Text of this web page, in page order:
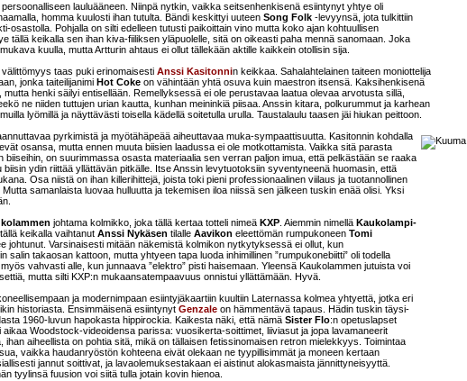
persoonalliseen lauluääneen. Niinpä nytkin, vaikka seitsenhenkisenä esiintynyt yhtye oli
homma kuulosti ihan tutulta. Bändi keskittyi uuteen Song Folk -levyynsä, jota tulkittiin
osastolla. Pohjalla on silti edelleen tutusti paikoittain vino mutta koko ajan kohtuullisen
tällä keikalla sen ihan kiva-fiiliksen yläpuolelle, sitä on oikeasti paha mennä sanomaan. Joka
kuulla, mutta Artturin ahtaus ei ollut tällekään aktille kaikkein otollisin sija.
taas puki erinomaisesti Anssi Kasitonnin keikkaa. Sahalahtelainen taiteen moniottelija
jonka taiteilijanimi Hot Coke on vähintään yhtä osuva kuin maestron itsensä. Kaksihenkisenä
henki säilyi entisellään. Remellyksessä ei ole perustavaa laatua olevaa arvotusta sillä,
ne niiden tuttujen urian kautta, kunhan meininkiä piisaa. Anssin kitara, polkurummut ja karhean
lyömillä ja näyttävästi toisella kädellä soitetulla urulla. Taustalaulu taasen jäi hiukan peittoon.
pyrkimistä ja myötähäpeää aiheuttavaa muka-sympaattisuutta. Kasitonnin kohdalla
osansa, mutta ennen muuta biisien laadussa ei ole motkottamista. Vaikka sitä parasta
biiseihin, on suurimmassa osasta materiaalia sen verran paljon imua, että pelkästään se raaka
ydin riittää yllättävän pitkälle. Itse Anssin levytuotoksiin syventyneenä huomasin, että
Osa niistä on ihan killerihittejä, joista toki pieni professionaalinen viilaus ja tuotannollinen
samanlaista luovaa hulluutta ja tekemisen iloa niissä sen jälkeen tuskin enää olisi. Yksi
johtama kolmikko, joka tällä kertaa totteli nimeä KXP. Aiemmin nimellä Kaukolampi-
keikalla vaihtanut Anssi Nykäsen tilalle Aavikon eleettömän rumpukoneen Tomi
johtunut. Varsinaisesti mitään näkemistä kolmikon nytkytyksessä ei ollut, kun
salin takaosan kattoon, mutta yhtyeen tapa luoda inhimillinen ”rumpukonebiitti” oli todella
vahvasti alle, kun junnaava ”elektro” pisti haisemaan. Yleensä Kaukolammen jutuista voi
mutta silti KXP:n mukaansatempaavuus onnistui yllättämään. Hyvä.
ja modernimpaan esiintyjäkaartiin kuultiin Laternassa kolmea yhtyettä, jotka eri
historiasta. Ensimmäisenä esiintynyt Genzale on hämmentävä tapaus. Hädin tuskin täysi-
1960-luvun hapokasta hippirockia. Kaikesta näki, että nämä Sister Flo:n opetuslapset
Woodstock-videoidensa parissa: vuosikerta-soittimet, liiviasut ja jopa lavamaneerit
ihan aiheellista on pohtia sitä, mikä on tällaisen fetissinomaisen retron mielekkyys. Toimintaa
vaikka haudanryöstön kohteena eivät olekaan ne tyypillisimmät ja moneen kertaan
jannut soittivat, ja lavaolemuksestakaan ei aistinut alokasmaista jännittyneisyyttä.
tyylinsä fuusion voi siitä tulla jotain kovin hienoa.